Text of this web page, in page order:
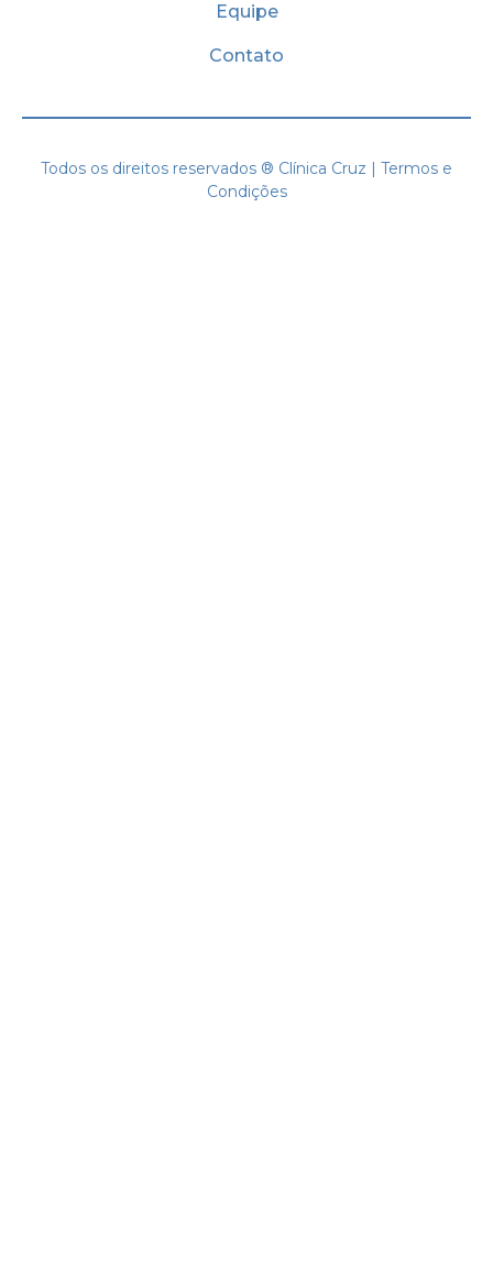
Equipe
Contato
Todos os direitos reservados ® Clínica Cruz | Termos e
Condições